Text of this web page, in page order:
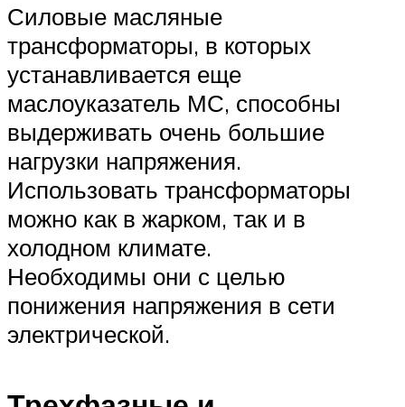
Силовые масляные
трансформаторы, в которых
устанавливается еще
маслоуказатель МС, способны
выдерживать очень большие
нагрузки напряжения.
Использовать трансформаторы
можно как в жарком, так и в
холодном климате.
Необходимы они с целью
понижения напряжения в сети
электрической.